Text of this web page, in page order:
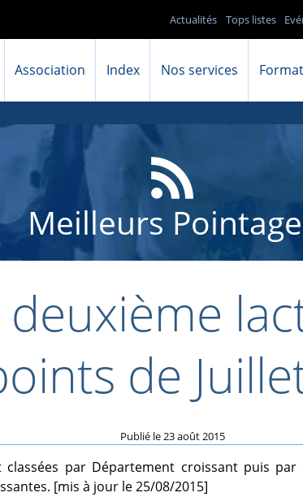
Tops listes
Actualités
Association Index Nos services
Meilleurs
deuxième
de
Publié le23 août 2015
classées par Département croissant puis
[mis à jour le 25/08/2015]